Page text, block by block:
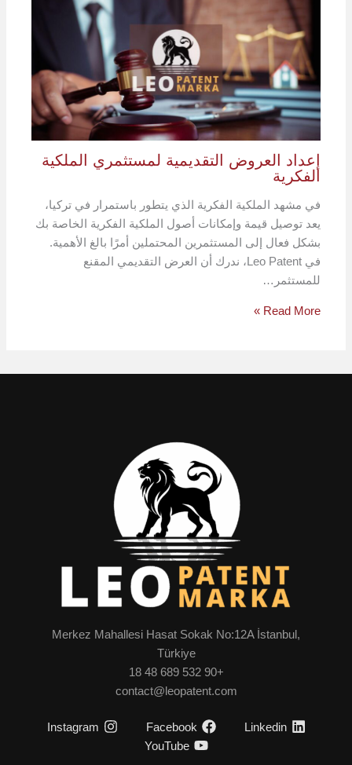
إعداد العروض التقديمية لمستثمري الملكية
الفكرية
في مشهد الملكية الفكرية الذي يتطور باستمرار في تركيا،
يعد توصيل قيمة وإمكانات أصول الملكية الفكرية الخاصة بك
بشكل فعال إلى المستثمرين المحتملين أمرًا بالغ الأهمية.
في Leo Patent، ندرك أن العرض التقديمي المقنع
للمستثمر…
Read More »
Merkez Mahallesi Hasat Sokak No:12A İstanbul,
Türkiye
+90 532 689 48 18
contact@leopatent.com
Linkedin
Facebook
Instagram
YouTube